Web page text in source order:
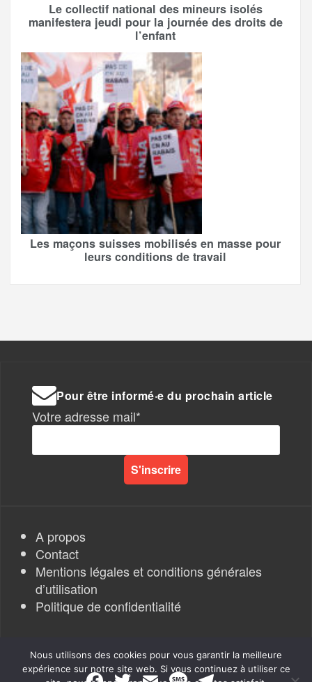
Le collectif national des mineurs isolés
manifestera jeudi pour la journée des droits de
l’enfant
Les maçons suisses mobilisés en masse pour
leurs conditions de travail
Pour être informé·e du prochain article
Votre adresse mail*
A propos
Contact
Mentions légales et conditions générales
d’utilisation
Politique de confidentialité
F T E M T
Nous utilisons des cookies pour vous garantir la meilleure
expérience sur notre site web. Si vous continuez à utiliser ce